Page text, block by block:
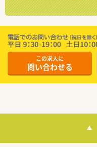
この求人に
問い合わせる